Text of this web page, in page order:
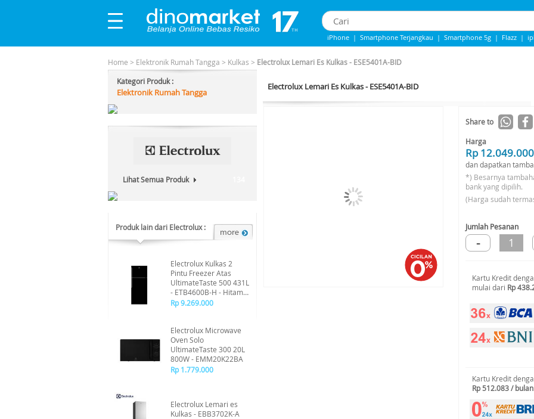
iPhone | Smartphone Terjangkau | Smartphone 5g | Flazz |
Home > Elektronik Rumah Tangga > Kulkas > Electrolux Lemari Es Kulkas - ESE5401A-BID
Kategori Produk :
Elektronik Rumah Tangga
Lihat Semua Produk
Produk lain dari Electrolux :
Electrolux Kulkas 2
Pintu Freezer Atas
UltimateTaste 500 431L
- ETB4600B-H - Hitam
Mengkilap
Rp 9.269.000
Electrolux Microwave
Oven Solo
UltimateTaste 300 20L
800W - EMM20K22BA
Rp 1.779.000
Electrolux Lemari es
Kulkas - EBB3702K-A
Electrolux Lemari Es Kulkas - ESE5401A-BID
Share to
Harga
Rp 12.049.000
dan dapatkan
*) Besarnya
bank yang dipilih.
(Harga sudah
Jumlah Pesanan
- 1
Kartu Kredit
mulai dari Rp
Kartu Kredit
Rp 512.083 / bulan